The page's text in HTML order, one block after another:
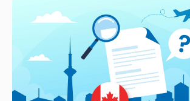
qu’un obstacle définitif, la finesse
représente un paramètre que
intégrer dans la stratégie chirurgicale
garantir un résultat naturel et
Résumé rapide L’implant capillaire